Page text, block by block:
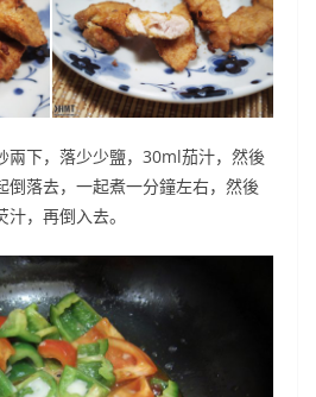
兩下，落少少鹽，30ml茄汁，然後
倒落去，一起煮一分鐘左右，然後
，再倒入去。